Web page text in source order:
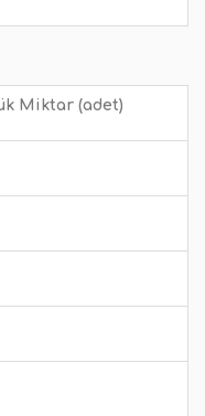
Miktar (adet)